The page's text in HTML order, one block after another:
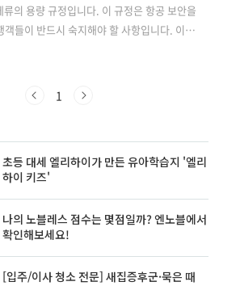
의 용량 규정입니다. 이 규정은 항공 보안을
들이 반드시 숙지해야 할 사항입니다. 이번
물에 담을 수 있는 액체류의 용량 규정에 대해
반적으로 위탁수하물에는 액체류 용량에 대한
액체류 규정의 최신 정보를 확인해보세요! 인
안내 바로가기 👈 위탁수하물 액체류 기본 규
1